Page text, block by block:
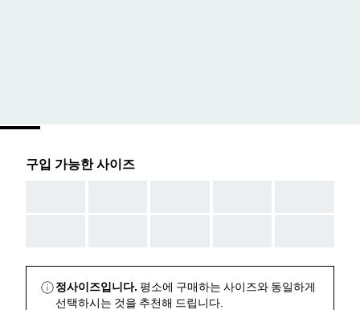
구입 가능한 사이즈
정사이즈입니다. 평소에 구매하는 사이즈와 동일하게
선택하시는 것을 추천해 드립니다.